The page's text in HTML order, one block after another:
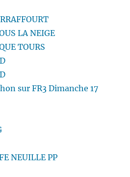
LA NEIGE
TOURS
sur FR3 Dimanche 17
NEUILLE PP